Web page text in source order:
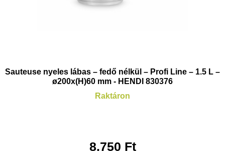
Sauteuse nyeles lábas – fedő nélkül – Profi Line – 1.5 L –
ø200x(H)60 mm - HENDI 830376
Raktáron
8.750 Ft